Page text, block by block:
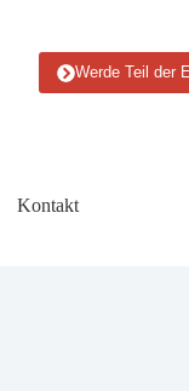
Werde Teil der
Kontakt